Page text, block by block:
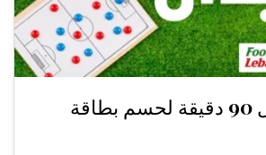
ديربي الشمال 90 دقيقة لحسم بطاقة